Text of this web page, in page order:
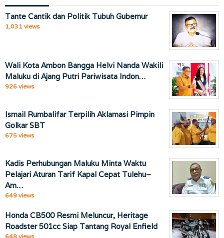
Tante Cantik dan Politik Tubuh Gubernur
1,031 views
Wali Kota Ambon Bangga Helvi Nanda Wakili
Maluku di Ajang Putri Pariwisata Indon…
926 views
Ismail Rumbalifar Terpilih Aklamasi Pimpin
Golkar SBT
675 views
Kadis Perhubungan Maluku Minta Waktu
Pelajari Aturan Tarif Kapal Cepat Tulehu–
Am…
649 views
Honda CB500 Resmi Meluncur, Heritage
Roadster 501cc Siap Tantang Royal Enfield
648 views